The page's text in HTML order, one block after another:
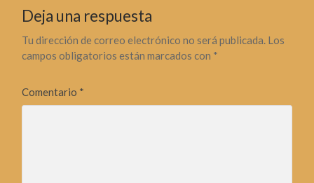
Deja una respuesta
Tu dirección de correo electrónico no será publicada. Los
campos obligatorios están marcados con *
Comentario *